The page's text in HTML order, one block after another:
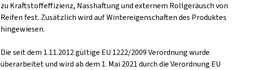
zu Kraftstoffeffizienz, Nasshaftung und externem Rollgeräusch von
Reifen fest. Zusätzlich wird auf Wintereigenschaften des Produktes
hingewiesen.
Die seit dem 1.11.2012 gültige EU 1222/2009 Verordnung wurde
überarbeitet und wird ab dem 1. Mai 2021 durch die Verordnung EU